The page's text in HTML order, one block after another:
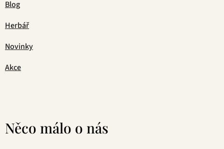
Blog
Herbář
Novinky
Akce
Něco málo o nás